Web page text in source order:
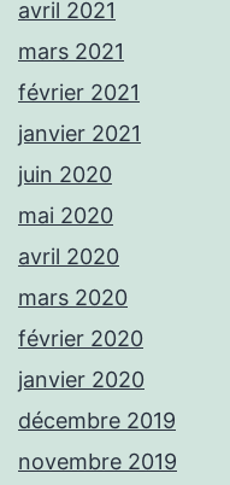
avril 2021
mars 2021
février 2021
janvier 2021
juin 2020
mai 2020
avril 2020
mars 2020
février 2020
janvier 2020
décembre 2019
novembre 2019